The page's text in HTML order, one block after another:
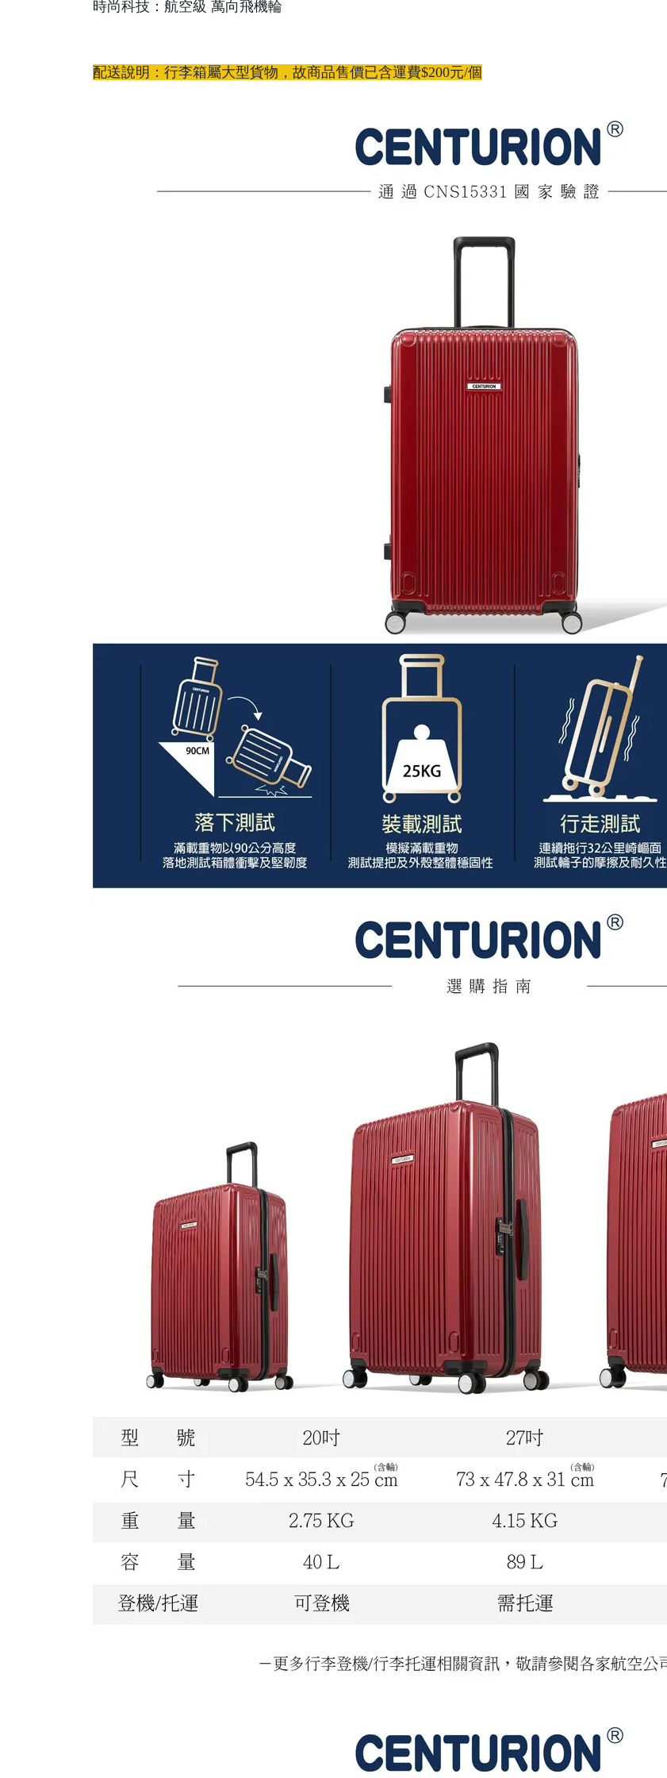
時尚科技：航空級 萬向飛機輪
配送說明：行李箱屬大型貨物，故商品售價已含運費$200元/個